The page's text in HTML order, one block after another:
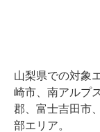
山梨県での対象
崎市、南アルプ
郡、富士吉田市
部エリア。